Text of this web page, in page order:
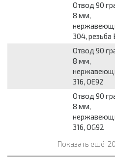
Отвод 90
8 мм,
304, резьба
Отвод 90
8 мм,
316, OE92
Отвод 90
8 мм,
316, OG92
Показать ещё 20